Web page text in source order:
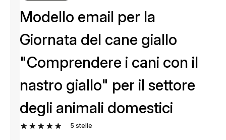
Modello email per la
Giornata del cane giallo
"Comprendere i cani con il
nastro giallo" per il settore
degli animali domestici
5 stelle